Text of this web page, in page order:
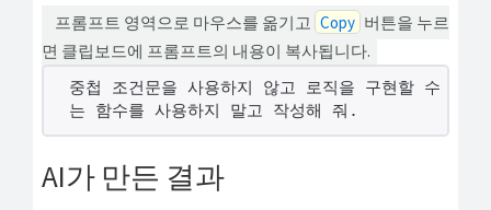
기
해
결
하
프롬프트 영역으로 마우스를 옮기고 Copy 버튼을 누르
면 클립보드에 프롬프트의 내용이 복사됩니다.
중첩 조건문을 사용하지 않고 로직을 구현할 수 있
는 함수를 사용하지 말고 작성해 줘.
AI가 만든 결과